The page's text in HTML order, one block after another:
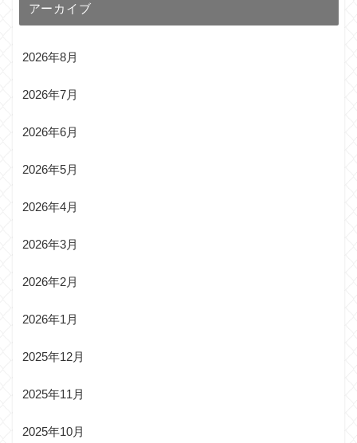
アーカイブ
2026年8月
2026年7月
2026年6月
2026年5月
2026年4月
2026年3月
2026年2月
2026年1月
2025年12月
2025年11月
2025年10月